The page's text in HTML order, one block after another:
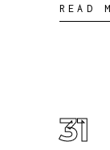
READ
31